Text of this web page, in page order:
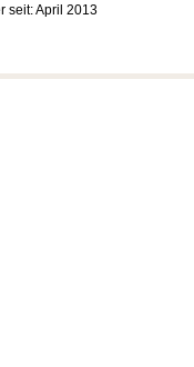
seit: April 2013